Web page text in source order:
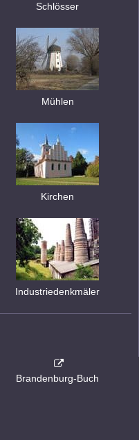
Schlösser
Mühlen
Kirchen
Industriedenkmäler
Brandenburg-Buch